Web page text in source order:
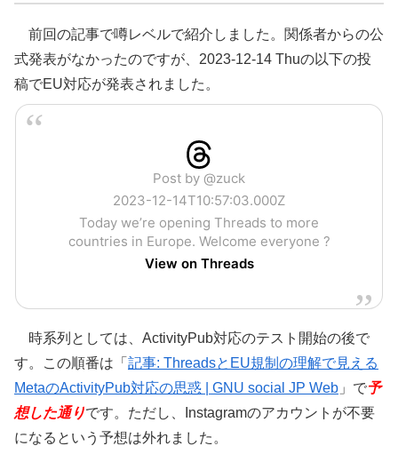
前回の記事で噂レベルで紹介しました。関係者からの公
式発表がなかったのですが、2023-12-14 Thuの以下の投
稿でEU対応が発表されました。
Post by @zuck
2023-12-14T10:57:03.000Z
Today we’re opening Threads to more
countries in Europe. Welcome everyone ?
View on Threads
時系列としては、ActivityPub対応のテスト開始の後で
す。この順番は「 記事: ThreadsとEU規制の理解で見える
MetaのActivityPub対応の思惑 | GNU social JP Web 」で予
想した通りです。ただし、Instagramのアカウントが不要
になるという予想は外れました。